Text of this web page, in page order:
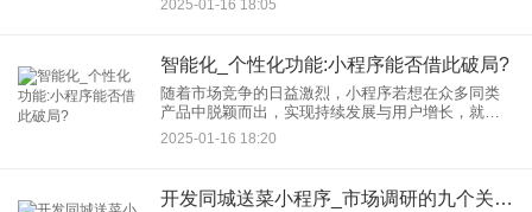
愈发严重，创新成为了这个领域内稀缺而珍贵的资
2025-01-16 18:05
智能化_个性化功能:小程序能否借此破局?
随着市场竞争的日益激烈，小程序若想在众多同类
产品中脱颖而出，实现持续发展与用户增长，就需
寻找新的突破口。智能化以及个性化功能，或许正
可谓打开这一局面的关键钥匙。 一.智能化功能：提
2025-01-16 18:20
开发同城送菜小程序_市场调研的九个关键点